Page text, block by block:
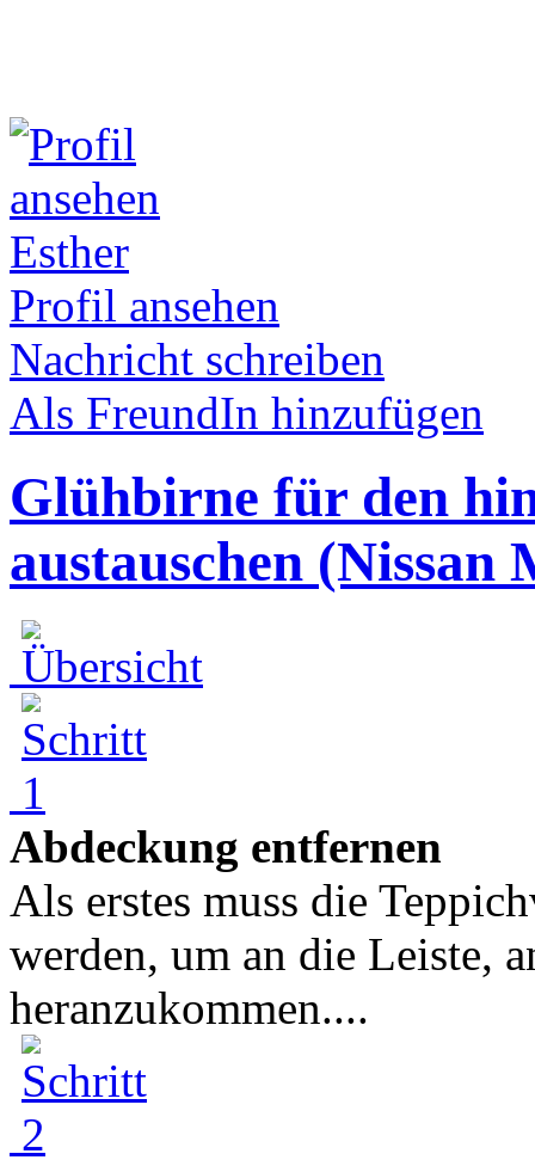
Esther
Profil ansehen
Nachricht schreiben
Als FreundIn hinzufügen
Glühbirne für den
austauschen (Nissan
Abdeckung entfernen
Als erstes muss die
werden, um an die Leiste,
heranzukommen....